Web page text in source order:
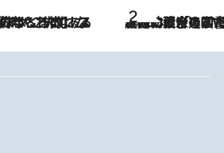
2026.8.3
慶應幼稚舎の図書室からテレビの世界に飛び込んだ阿川佐和子（72）